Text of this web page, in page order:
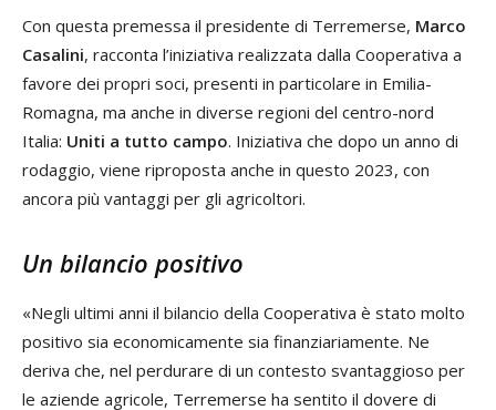
Con questa premessa il presidente di Terremerse, Marco
Casalini, racconta l’iniziativa realizzata dalla Cooperativa a
favore dei propri soci, presenti in particolare in Emilia-
Romagna, ma anche in diverse regioni del centro-nord
Italia: Uniti a tutto campo. Iniziativa che dopo un anno di
rodaggio, viene riproposta anche in questo 2023, con
ancora più vantaggi per gli agricoltori.
Un bilancio positivo
«Negli ultimi anni il bilancio della Cooperativa è stato molto
positivo sia economicamente sia finanziariamente. Ne
deriva che, nel perdurare di un contesto svantaggioso per
le aziende agricole, Terremerse ha sentito il dovere di